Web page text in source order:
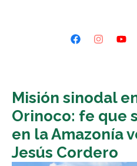
Misión sinodal
Orinoco: fe que
en la Amazonía
Jesús Cordero